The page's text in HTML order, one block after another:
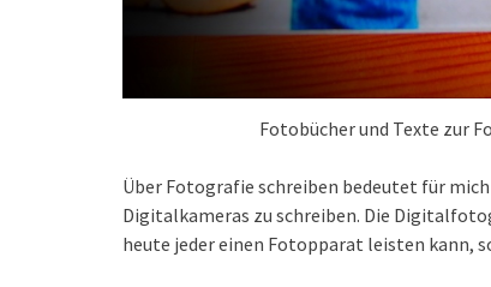
Fotobücher und Texte zur
Über Fotografie schreiben bedeutet für
Digitalkameras zu schreiben. Die
heute jeder einen Fotopparat leisten kann,